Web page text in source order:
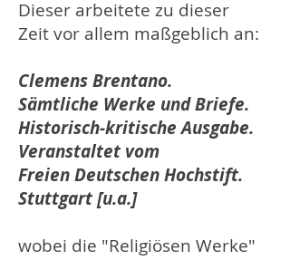
Dieser arbeitete zu dieser
Zeit vor allem maßgeblich an:
Clemens Brentano.
Sämtliche Werke und Briefe.
Historisch-kritische Ausgabe.
Veranstaltet vom
Freien Deutschen Hochstift.
Stuttgart [u.a.]
wobei die "Religiösen Werke"